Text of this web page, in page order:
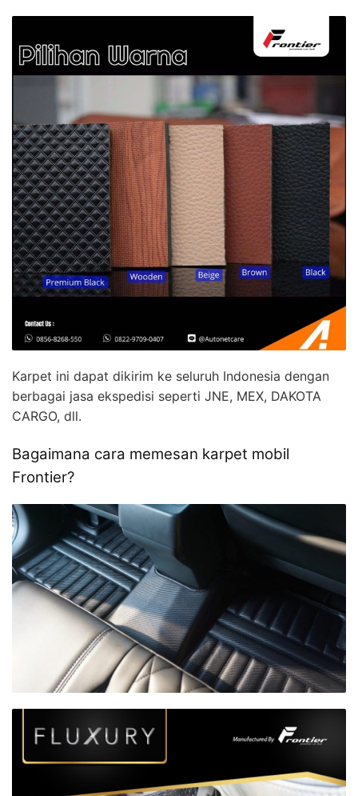
Karpet ini dapat dikirim ke seluruh Indonesia dengan
berbagai jasa ekspedisi seperti JNE, MEX, DAKOTA
CARGO, dll.
Bagaimana cara memesan karpet mobil
Frontier?